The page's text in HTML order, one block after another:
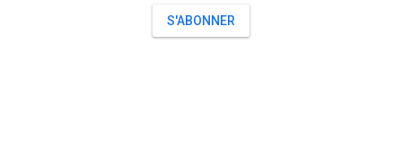
S'ABONNER